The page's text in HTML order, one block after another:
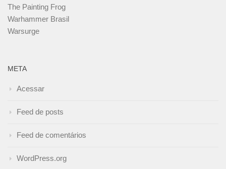
The Painting Frog
Warhammer Brasil
Warsurge
META
Acessar
Feed de posts
Feed de comentários
WordPress.org